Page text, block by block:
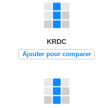
KRDC
Ajouter pour comparer